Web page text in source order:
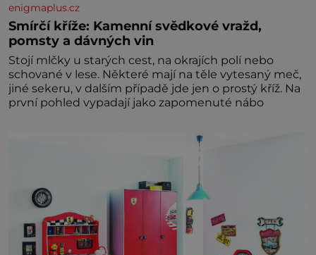
enigmaplus.cz
Smírčí kříže: Kamenní svědkové vražd,
pomsty a dávných vin
Stojí mlčky u starých cest, na okrajích polí nebo
schované v lese. Některé mají na těle vytesaný meč,
jiné sekeru, v dalším případě jde jen o prostý kříž. Na
první pohled vypadají jako zapomenuté nábo